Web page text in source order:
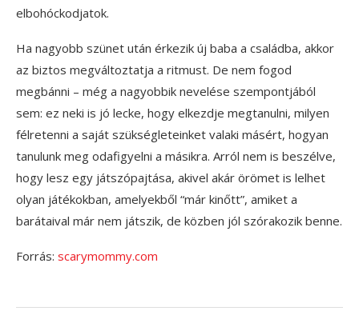
elbohóckodjatok.
Ha nagyobb szünet után érkezik új baba a családba, akkor
az biztos megváltoztatja a ritmust. De nem fogod
megbánni – még a nagyobbik nevelése szempontjából
sem: ez neki is jó lecke, hogy elkezdje megtanulni, milyen
félretenni a saját szükségleteinket valaki másért, hogyan
tanulunk meg odafigyelni a másikra. Arról nem is beszélve,
hogy lesz egy játszópajtása, akivel akár örömet is lelhet
olyan játékokban, amelyekből “már kinőtt”, amiket a
barátaival már nem játszik, de közben jól szórakozik benne.
Forrás: scarymommy.com